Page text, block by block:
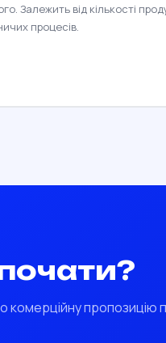
Залежить від кількості
процесів.
комерційну пропозицію